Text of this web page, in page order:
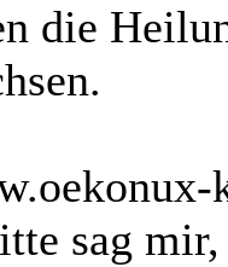
die
sag